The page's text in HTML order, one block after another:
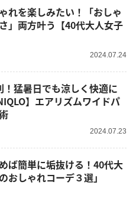
れを楽しみたい！「おしゃ
」両方叶う【40代大人女子
2024.07.24
！猛暑日でも涼しく快適に
】エアリズムワイドパ
2024.07.23
ば簡単に垢抜ける！40代大
おしゃれコーデ３選」